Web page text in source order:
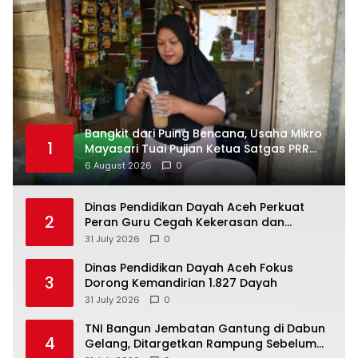
1
Bangkit dari Puing Bencana, Usaha Mikro
Mayasari Tuai Pujian Ketua Satgas PRR
Aceh
6 August 2026 0
2
Dinas Pendidikan Dayah Aceh Perkuat
Peran Guru Cegah Kekerasan dan
Perundungan di Lingkungan Santri
31 July 2026 0
3
Dinas Pendidikan Dayah Aceh Fokus
Dorong Kemandirian 1.827 Dayah
31 July 2026 0
4
TNI Bangun Jembatan Gantung di Dabun
Gelang, Ditargetkan Rampung Sebelum